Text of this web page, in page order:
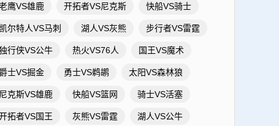
鹰VS雄鹿 开拓者VS尼克斯 快船VS骑士
凯尔特人VS马刺 湖人VS灰熊 步行者VS雷霆
行侠VS公牛 热火VS76人 国王VS魔术
爵士VS掘金 勇士VS鹈鹕 太阳VS森林狼
尼克斯VS雄鹿 快船VS篮网 骑士VS活塞
拓者VS国王 灰熊VS雷霆 湖人VS公牛